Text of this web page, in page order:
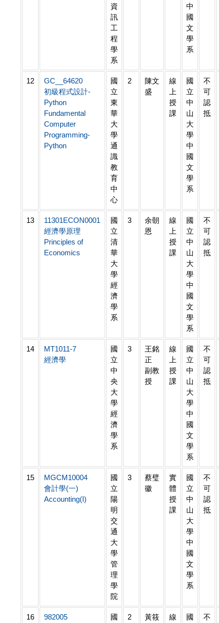
資
訊
工
程
學
系
中
國
文
學
系
12
GC__64620
初級程式設計-
Python
Fundamental
Computer
Programming-
Python
國
立
東
華
大
學
通
識
教
育
中
心
2
陳文
盛
線
上
授
課
國
立
中
山
大
學
中
國
文
學
系
不
可
認
抵
13
11301ECON0001
經濟學原理
Principles of
Economics
國
立
清
華
大
學
經
濟
學
系
3
余朝
恩
線
上
授
課
國
立
中
山
大
學
中
國
文
學
系
不
可
認
抵
14
MT1011-7
經濟學
國
立
中
央
大
學
經
濟
學
系
3
王銘
正
副教
授
線
上
授
課
國
立
中
山
大
學
中
國
文
學
系
不
可
認
抵
15
MGCM10004
會計學(一)
Accounting(I)
國
立
陽
明
交
通
大
學
管
理
學
院
3
蔡璧
徽
實
體
授
課
國
立
中
山
大
學
中
國
文
學
系
不
可
認
抵
16 982005 國 2 黃筱 線 國 不